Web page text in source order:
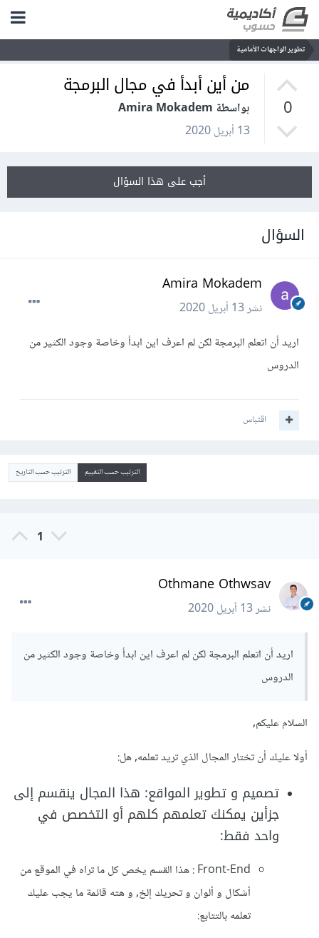
تطوير الواجهات الأمامية
0
من أين أبدأ في مجال البرمجة
بواسطة Amira Mokadem
13 أبريل 2020
أجب على هذا السؤال
السؤال
Amira Mokadem
نشر13 أبريل 2020
اريد أن اتعلم البرمجة لكن لم اعرف اين ابدأ وخاصة وجود الكثير من
الدروس
اقتباس
الترتيب حسب التقييم الترتيب حسب التاريخ
1
Othmane Othwsav
نشر13 أبريل 2020
اريد أن اتعلم البرمجة لكن لم اعرف اين ابدأ وخاصة وجود الكثير من
الدروس
السلام عليكم,
أولا عليك أن تختار المجال الذي تريد تعلمه, هل:
تصميم و تطوير المواقع: هذا المجال ينقسم إلى
جزأين يمكنك تعلمهم كلهم أو التخصص في
واحد فقط:
Front-End : هذا القسم يخص كل ما تراه في الموقع من
أشكال و ألوان و تحريك إلخ, و هته قائمة ما يجب عليك
تعلمه بالتتابع: